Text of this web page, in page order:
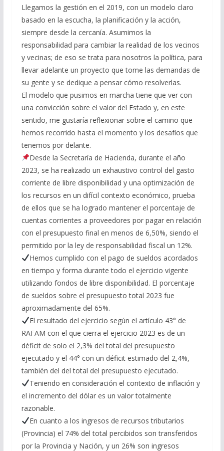
Llegamos la gestión en el 2019, con un modelo claro
basado en la escucha, la planificación y la acción,
siempre desde la cercanía. Asumimos la
responsabilidad para cambiar la realidad de los vecinos
y vecinas; de eso se trata para nosotros la política, para
llevar adelante un proyecto que tome las demandas de
su gente y se dedique a pensar cómo resolverlas.
El modelo que pusimos en marcha tiene que ver con
una convicción sobre el valor del Estado y, en este
sentido, me gustaría reflexionar sobre el camino que
hemos recorrido hasta el momento y los desafíos que
tenemos por delante.
Desde la Secretaría de Hacienda, durante el año
2023, se ha realizado un exhaustivo control del gasto
corriente de libre disponibilidad y una optimización de
los recursos en un difícil contexto económico, prueba
de ellos que se ha logrado mantener el porcentaje de
cuentas corrientes a proveedores por pagar en relación
con el presupuesto final en menos de 6,50%, siendo el
permitido por la ley de responsabilidad fiscal un 12%.
Hemos cumplido con el pago de sueldos acordados
en tiempo y forma durante todo el ejercicio vigente
utilizando fondos de libre disponibilidad. El porcentaje
de sueldos sobre el presupuesto total 2023 fue
aproximadamente del 65%.
El resultado del ejercicio según el artículo 43° de
RAFAM con el que cierra el ejercicio 2023 es de un
déficit de solo el 2,3% del total del presupuesto
ejecutado y el 44° con un déficit estimado del 2,4%,
también del del total del presupuesto ejecutado.
Teniendo en consideración el contexto de inflación y
el incremento del dólar es un valor totalmente
razonable.
En cuanto a los ingresos de recursos tributarios
(Provincia) el 74% del total percibidos son transferidos
por la Provincia y Nación, y un 26% son ingresos